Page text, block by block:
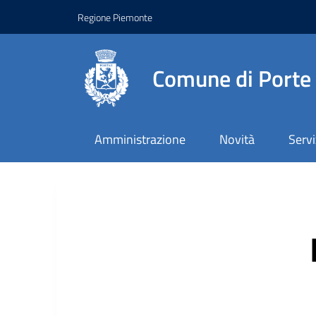
Regione Piemonte
Comune di Porte
Amministrazione Novità